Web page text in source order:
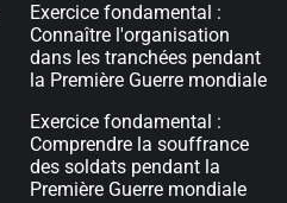
Exercice fondamental :
Connaître l'organisation
dans les tranchées pendant
la Première Guerre mondiale
Exercice fondamental :
Comprendre la souffrance
des soldats pendant la
Première Guerre mondiale